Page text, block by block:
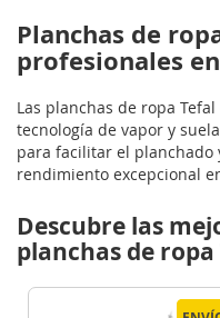
Planchas de
profesionales
Las planchas de ropa
tecnología de vapor y
para facilitar el planchado
rendimiento excepcional
Descubre las
planchas de ropa